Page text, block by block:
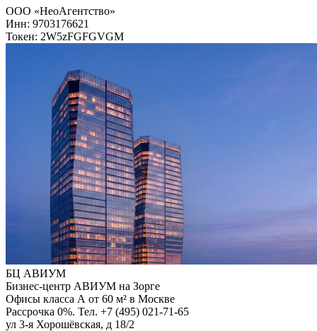
ООО «НеоАгентство»
Инн: 9703176621
Токен: 2W5zFGFGVGM
БЦ АВИУМ
Бизнес-центр АВИУМ на Зорге
Офисы класса А от 60 м² в Москве
Рассрочка 0%. Тел. +7 (495) 021-71-65
ул 3-я Хорошёвская, д 18/2